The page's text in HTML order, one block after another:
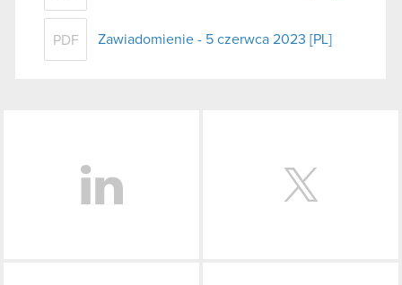
PDF Zawiadomienie - 5 czerwca 2023 [PL]